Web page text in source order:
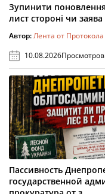
Зупинити
лист стороні чи заява
Автор:Лента от Протокола
10.08.2026
Пассивность
государственной